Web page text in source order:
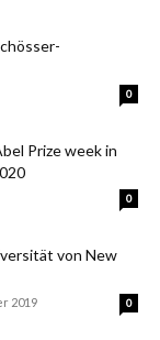
0
Prize week in
0
von New
2019 0